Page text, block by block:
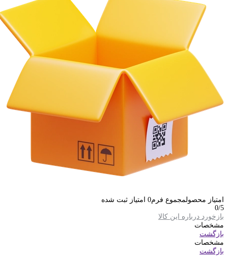
امتیاز محصولمجموع فرم0 امتیاز ثبت شده
0/5
بازخورد درباره این کالا
مشخصات
بازگشت
مشخصات
بازگشت